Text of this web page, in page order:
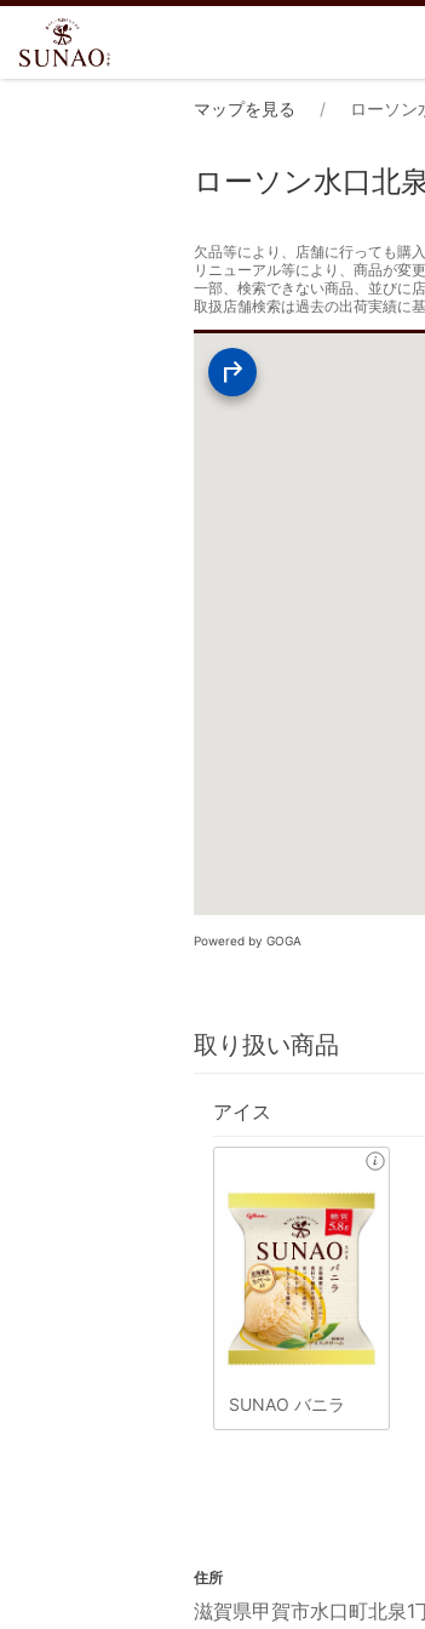
マップを見る ローソン
ローソン水口北
欠品等により、店舗に行っても購
リニューアル等により、商品が変
一部、検索できない商品、並びに
取扱店舗検索は過去の出荷実績に
Powered by GOGA
取り扱い商品
アイス
SUNAO バニラ
住所
滋賀県甲賀市水口町北泉1